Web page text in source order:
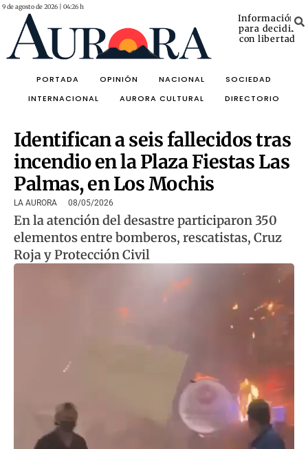
9 de agosto de 2026 | 04:26 h
Información
para decidir
con libertad
PORTADA OPINIÓN NACIONAL
SOCIEDAD
INTERNACIONAL
AURORA CULTURAL DIRECTORIO
Identifican a seis fallecidos tras
incendio en la Plaza Fiestas Las
Palmas, en Los Mochis
LA AURORA 08/05/2026
En la atención del desastre participaron 350
elementos entre bomberos, rescatistas, Cruz
Roja y Protección Civil